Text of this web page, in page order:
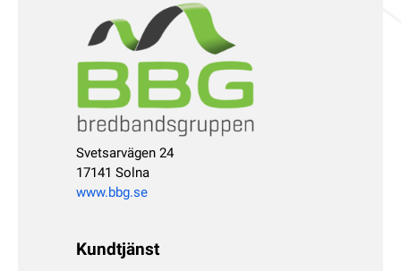
Svetsarvägen 24
17141 Solna
www.bbg.se
Kundtjänst